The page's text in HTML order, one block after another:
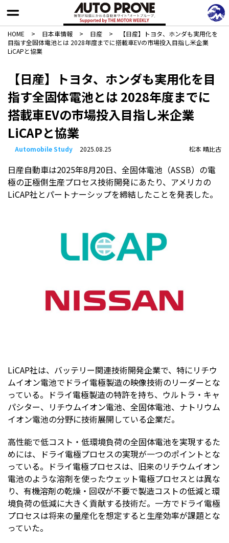
HOME > 日本車情報​ > 日産 >
【日産】トヨタ、ホンダも実用化を
目指す全固体電池とは 2028年度までに搭載車EVの市場投入目指し米企業
LiCAPと協業
【日産】トヨタ、ホンダも実用化を目
指す全固体電池とは 2028年度までに
搭載車EVの市場投入目指し米企業
LiCAPと協業
Automobile Study 2025.08.25 松本 晴比古
日産自動車は2025年8月20日、全固体電池（ASSB）の電
極の正極側生産プロセス技術開発にあたり、アメリカの
LiCAP社とパートナーシップを締結したことを発表した。
LiCAP社は、バッテリー関連技術開発企業で、特にリチウ
ムイオン電池でドライ電極製造の映像技術のリーダーとな
っている。ドライ電極製造の特許を持ち、ウルトラ・キャ
パシター、リチウムイオン電池、全固体電池、ナトリウム
イオン電池の分野に技術展開している企業だ。
高性能で低コスト・低環境負荷の全固体電池を実現するた
めには、ドライ電極プロセスの実現が一つのポイントとな
っている。ドライ電極プロセスは、旧来のリチウムイオン
電池のような溶剤を使ったウェット電極プロセスとは異な
り、有機溶剤の乾燥・回収が不要で製造コストの低減と環
境負荷の低減に大きく貢献する技術だ。一方でドライ電極
プロセスは将来の量産化を想定すると生産効率が課題とな
っていた。